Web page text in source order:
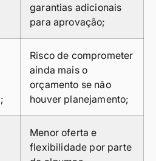
garantias adicionais
para aprovação;
Risco de comprometer
ainda mais o
orçamento se não
houver planejamento;
Menor oferta e
flexibilidade por parte